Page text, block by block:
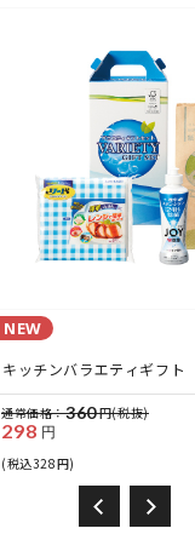
NEW
キッチンバラエティギフト
通常価格：360円(税抜)
298 円
(税込328円)